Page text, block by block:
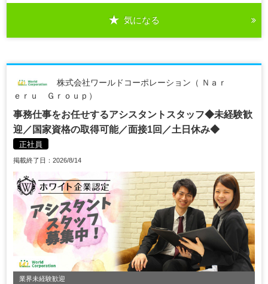
気になる
株式会社ワールドコーポレーション（ Ｎａｒ
ｅｒｕ Ｇｒｏｕｐ）
事務仕事をお任せするアシスタントスタッフ◆未経験歓
迎／国家資格の取得可能／面接1回／土日休み◆
正社員
掲載終了日：2026/8/14
業界未経験歓迎